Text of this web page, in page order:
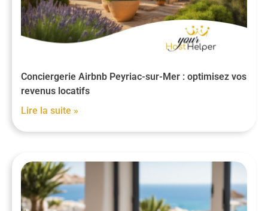
Conciergerie Airbnb Peyriac-sur-Mer : optimisez vos
revenus locatifs
Lire la suite »